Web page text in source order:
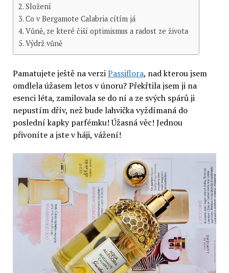
Složení
Co v Bergamote Calabria cítím já
Vůně, ze které čiší optimismus a radost ze života
Výdrž vůně
Pamatujete ještě na verziPassiflora, nad kterou jsem
omdlela úžasem letos v únoru? Překřtila jsem ji na
esenci léta, zamilovala se do ní a ze svých spárů ji
nepustím dřív, než bude lahvička vyždímaná do
poslední kapky parfémku! Úžasná věc! Jednou
přivoníte a jste v háji, vážení!